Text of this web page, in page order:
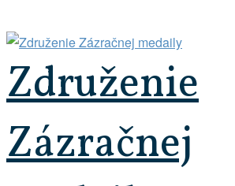
na
obsah
Združenie
Zázračnej